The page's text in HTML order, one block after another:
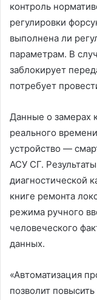
контроль
регулировки
выполнена ли
параметрам. В
заблокирует
потребует
Данные о замерах
реального
устройство —
АСУ СГ.
диагностической
книге ремонта
режима ручного
человеческого
данных.
«Автоматизация
позволит